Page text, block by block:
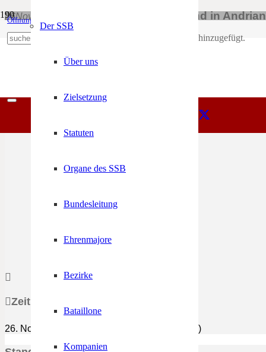
Öffnungszeiten
+39 0471 974 078 wurde deinem Warenkorb hinzugefügt.
Der SSB
Über uns
Zielsetzung
Statuten
Organe des SSB
Bundesleitung
Ehrenmajore
Bezirke
Bataillone
Kompanien
26Nov Eröffnung Adventstand in Andrian
Zeit
26. November 2021 (GMT+01:00)